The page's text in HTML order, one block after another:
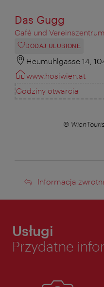
Das Gugg
Café und
DODAJ ULUBIONE
Heumühlgasse 14,
www.hosiwien.at
Godziny otwarcia
©
Informacja
Informacja
Usługi
Przydatne